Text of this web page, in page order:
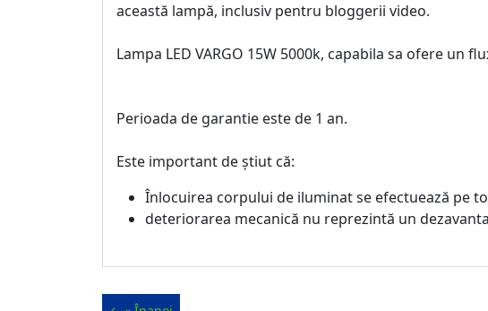
această lampă, inclusiv pentru bloggerii video.
Lampa LED VARGO 15W 5000k, capabila sa ofere
Perioada de garantie este de 1 an.
Este important de știut că:
Înlocuirea corpului de iluminat se efectuează pe
deteriorarea mecanică nu reprezintă un